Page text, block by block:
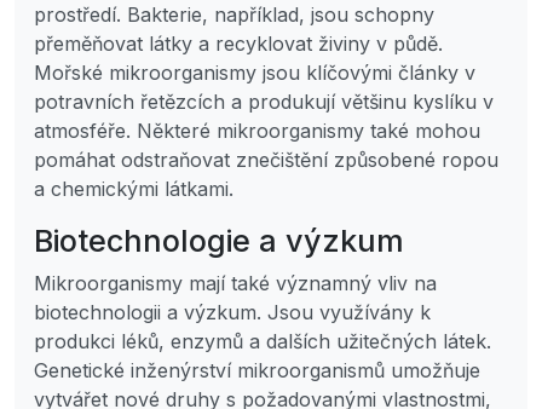
prostředí. Bakterie, například, jsou schopny
přeměňovat látky a recyklovat živiny v půdě.
Mořské mikroorganismy jsou klíčovými články v
potravních řetězcích a produkují většinu kyslíku v
atmosféře. Některé mikroorganismy také mohou
pomáhat odstraňovat znečištění způsobené ropou
a chemickými látkami.
Biotechnologie a výzkum
Mikroorganismy mají také významný vliv na
biotechnologii a výzkum. Jsou využívány k
produkci léků, enzymů a dalších užitečných látek.
Genetické inženýrství mikroorganismů umožňuje
vytvářet nové druhy s požadovanými vlastnostmi,